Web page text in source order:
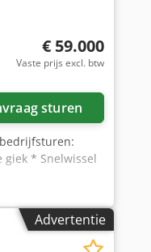
€ 59.000
Vaste prijs excl. btw
sturen
* Snelwissel
Advertentie